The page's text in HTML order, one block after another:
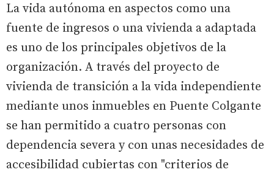
La vida autónoma en aspectos como una
fuente de ingresos o una vivienda a adaptada
es uno de los principales objetivos de la
organización. A través del proyecto de
vivienda de transición a la vida independiente
mediante unos inmuebles en Puente Colgante
se han permitido a cuatro personas con
dependencia severa y con unas necesidades de
accesibilidad cubiertas con "criterios de